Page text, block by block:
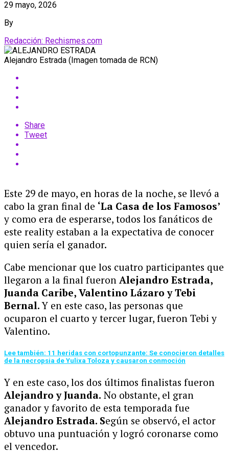
29 mayo, 2026
By
Redacción: Rechismes.com
Alejandro Estrada (Imagen tomada de RCN)
Share
Tweet
Este 29 de mayo, en horas de la noche, se llevó a
cabo la gran final de ‘La Casa de los Famosos’
y como era de esperarse, todos los fanáticos de
este reality estaban a la expectativa de conocer
quien sería el ganador.
Cabe mencionar que los cuatro participantes que
llegaron a la final fueron Alejandro Estrada,
Juanda Caribe, Valentino Lázaro y Tebi
Bernal.Y en este caso, las personas que
ocuparon el cuarto y tercer lugar, fueron Tebi y
Valentino.
Lee también: 11 heridas con cortopunzante: Se conocieron detalles
de la necropsia de Yulixa Toloza y causaron conmoción
Y en este caso, los dos últimos finalistas fueron
Alejandro y Juanda. No obstante, el gran
ganador y favorito de esta temporada fue
Alejandro Estrada. Según se observó, el actor
obtuvo una puntuación y logró coronarse como
el vencedor.